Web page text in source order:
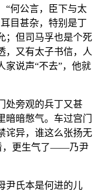
“何公言，臣下与太
目甚杂，特别是丁
；但司马孚也是个死
，又有太子书信，人
家说声“不去”，他就
处旁观的兵丁又甚
暗憋气。车过宫门
诧异，谁这么张扬无
，更生气了——乃尹
尹氏本是何进的儿